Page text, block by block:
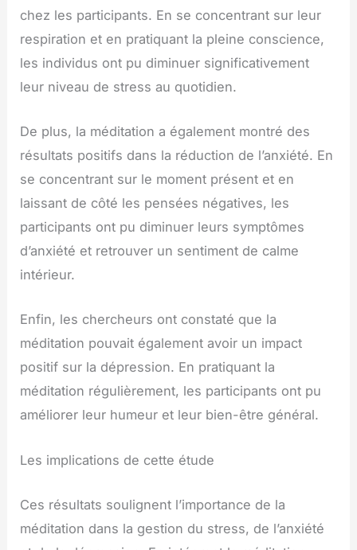
chez les participants. En se concentrant sur leur
respiration et en pratiquant la pleine conscience,
les individus ont pu diminuer significativement
leur niveau de stress au quotidien.
De plus, la méditation a également montré des
résultats positifs dans la réduction de l’anxiété. En
se concentrant sur le moment présent et en
laissant de côté les pensées négatives, les
participants ont pu diminuer leurs symptômes
d’anxiété et retrouver un sentiment de calme
intérieur.
Enfin, les chercheurs ont constaté que la
méditation pouvait également avoir un impact
positif sur la dépression. En pratiquant la
méditation régulièrement, les participants ont pu
améliorer leur humeur et leur bien-être général.
Les implications de cette étude
Ces résultats soulignent l’importance de la
méditation dans la gestion du stress, de l’anxiété